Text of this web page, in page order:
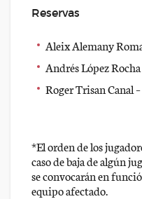
Reservas
Aleix Alemany
Andrés López
Roger Trisan Canal
*El orden de los
caso de baja de algún
se convocarán en
equipo afectado.